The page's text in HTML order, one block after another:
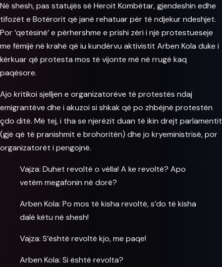
Në shesh, pas statujës së Heroit Kombëtar, gjendeshin edhe
tifozët e Botërorit që janë rehatuar për të ndjekur ndeshjet.
Por ‘qetësinë’ e përhershme e prishi zëri i një protestueseje
me fëmijë në krahë që iu kundërvu aktivistit Arben Kola duke i
kërkuar që protesta mos të vijonte më në rrugë kaq
paqësore.
Ajo kritikoi sjelljen e organizatorëve të protestës ndaj
emigrantëve dhe i akuzoi si shkak që po zhbëjnë protestën
çdo ditë. Më tej, i tha se njerëzit duan të ikin drejt parlamentit
(gjë që të pranishmit e brohoritën) dhe jo kryeministrisë, por
organizatorët i pengojnë.
Vajza: Duhet revoltë o vëlla! A ke revoltë? Apo
vetëm megafonin në dorë?
Arben Kola: Po mos të kisha revoltë, s’do të kisha
dalë këtu në shesh!
Vajza: S’është revoltë kjo, me paqe!
Arben Kola: Si është revolta?